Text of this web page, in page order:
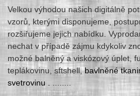
Velkou výhodou našich digitálně
vzorů, kterými disponujeme,
rozšiřujeme jejich nabídku.
nechat v případě zájmu kdykoliv
možné balněný a viskózový úplet,
teplákovinu, sftshell,bavlněné
svetrovinu .